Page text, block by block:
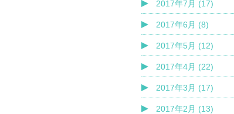
2017年7月 (17)
2017年6月 (8)
2017年5月 (12)
2017年4月 (22)
2017年3月 (17)
2017年2月 (13)